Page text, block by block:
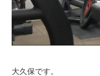
大久保です。